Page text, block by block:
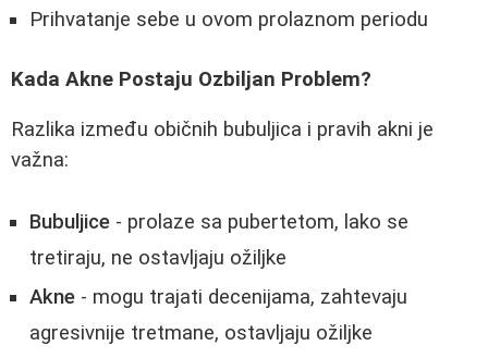
Prihvatanje sebe u ovom prolaznom periodu
Kada Akne Postaju Ozbiljan Problem?
Razlika između običnih bubuljica i pravih akni je
važna:
Bubuljice - prolaze sa pubertetom, lako se
tretiraju, ne ostavljaju ožiljke
Akne - mogu trajati decenijama, zahtevaju
agresivnije tretmane, ostavljaju ožiljke